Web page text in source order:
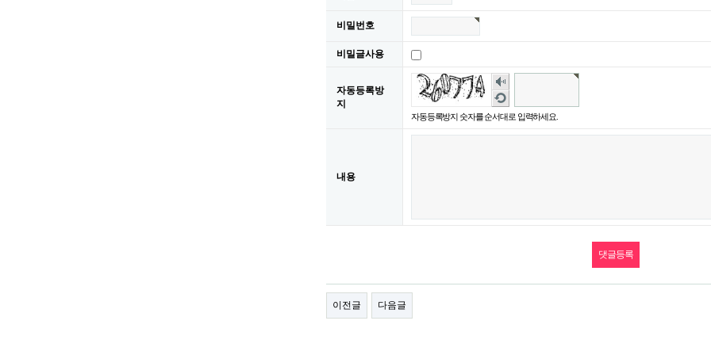
비밀번호
비밀글사용
자동등록방
지
숫
자
음
성
듣
새
로
고
침
자동등록방지 숫자를 순서대로 입력하세요.
내용
이전글 다음글